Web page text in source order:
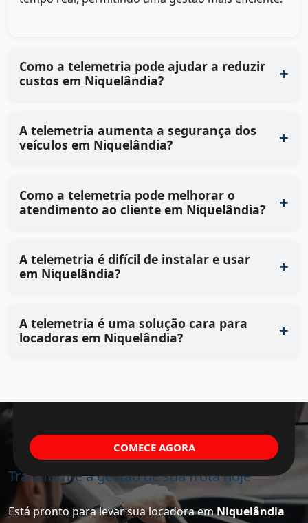
Como a telemetria pode ajudar a reduzir
custos em Niquelândia?
A telemetria aumenta a segurança dos
veículos em Niquelândia?
Como a telemetria pode melhorar o
atendimento ao cliente em Niquelândia?
A telemetria é difícil de instalar e usar
em Niquelândia?
A telemetria é uma solução cara para
locadoras em Niquelândia?
Transforme a gestão de sua frota hoje
Está pronto para levar sua locadora emNiquelândia
COMECE AGORA